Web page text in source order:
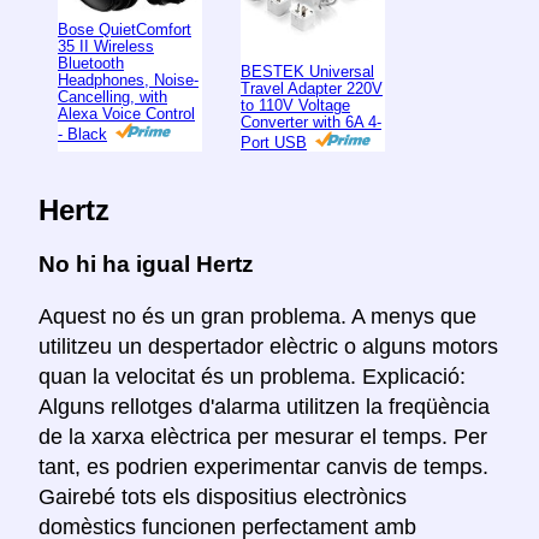
Bose QuietComfort
35 II Wireless
Bluetooth
Headphones, Noise-
Cancelling, with
Alexa Voice Control
- Black
BESTEK Universal
Travel Adapter 220V
to 110V Voltage
Converter with 6A 4-
Port USB
Hertz
No hi ha igual Hertz
Aquest no és un gran problema. A menys que
utilitzeu un despertador elèctric o alguns motors
quan la velocitat és un problema. Explicació:
Alguns rellotges d'alarma utilitzen la freqüència
de la xarxa elèctrica per mesurar el temps. Per
tant, es podrien experimentar canvis de temps.
Gairebé tots els dispositius electrònics
domèstics funcionen perfectament amb